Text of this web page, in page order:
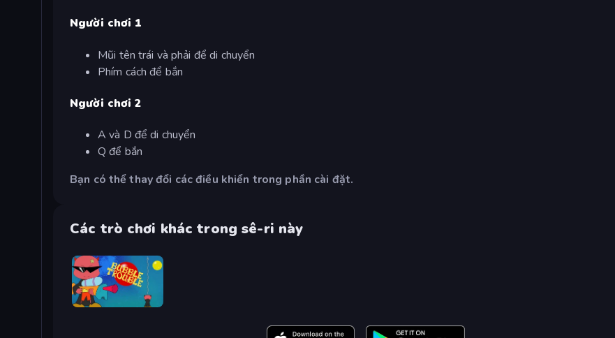
Người chơi 1
Mũi tên trái và phải để di chuyển
Phím cách để bắn
Người chơi 2
A và D để di chuyển
Q để bắn
Bạn có thể thay đổi các điều khiển trong phần cài đặt.
Các trò chơi khác trong sê-ri này
Bubble Trouble